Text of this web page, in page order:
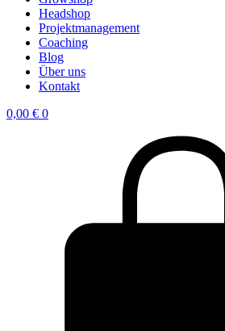
Headshop
Projektmanagement
Coaching
Blog
Über uns
Kontakt
0,00 € 0